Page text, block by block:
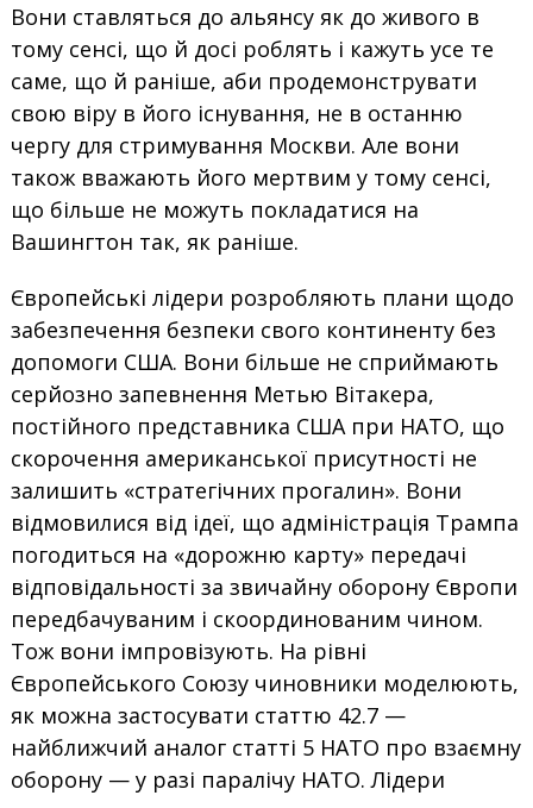
Вони ставляться до альянсу як до живого в
тому сенсі, що й досі роблять і кажуть усе те
саме, що й раніше, аби продемонструвати
свою віру в його існування, не в останню
чергу для стримування Москви. Але вони
також вважають його мертвим у тому сенсі,
що більше не можуть покладатися на
Вашингтон так, як раніше.
Європейські лідери розробляють плани щодо
забезпечення безпеки свого континенту без
допомоги США. Вони більше не сприймають
серйозно запевнення Метью Вітакера,
постійного представника США при НАТО, що
скорочення американської присутності не
залишить «стратегічних прогалин». Вони
відмовилися від ідеї, що адміністрація Трампа
погодиться на «дорожню карту» передачі
відповідальності за звичайну оборону Європи
передбачуваним і скоординованим чином.
Тож вони імпровізують. На рівні
Європейського Союзу чиновники моделюють,
як можна застосувати статтю 42.7 —
найближчий аналог статті 5 НАТО про взаємну
оборону — у разі паралічу НАТО. Лідери